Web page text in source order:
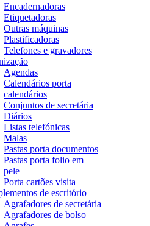
Encadernadoras
Etiquetadoras
Outras máquinas
Plastificadoras
Telefones e gravadores
Agendas
Calendários porta
calendários
Conjuntos de secretária
Diários
Listas telefónicas
Malas
Pastas porta documentos
Pastas porta folio em
pele
Porta cartões visita
de escritório
Agrafadores de secretária
Agrafadores de bolso